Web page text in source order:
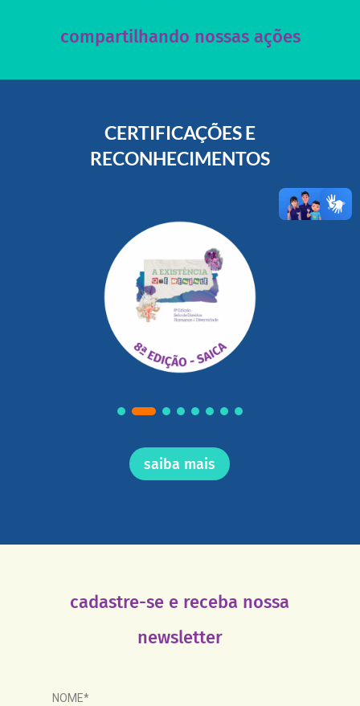
compartilhando nossas ações
CERTIFICAÇÕES E
RECONHECIMENTOS
saiba mais
cadastre-se e receba nossa
newsletter
NOME*